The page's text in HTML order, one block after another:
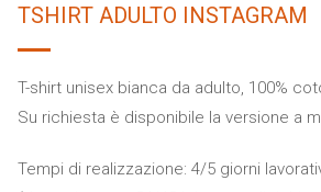
TSHIRT ADULTO INSTAGRAM
T-shirt unisex bianca da adulto, 100%
Su richiesta è disponibile la versione a
Tempi di realizzazione: 4/5 giorni